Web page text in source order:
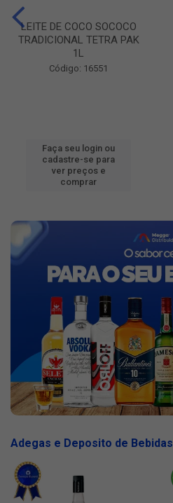
LEITE DE COCO SOCOCO
TRADICIONAL TETRA PAK
1L
Código: 16551
Faça seu login ou
cadastre-se para
ver preços e
comprar
Adegas e Deposito de Bebidas